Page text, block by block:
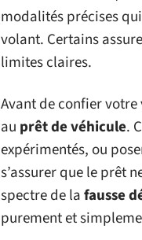
modalités précises
volant. Certains
limites claires.
Avant de confier
au prêt de véhicule.
expérimentés, ou
s’assurer que le prêt
spectre de lafausse
purement et